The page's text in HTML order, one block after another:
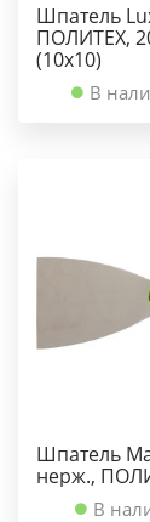
Шпатель
ПОЛИТЕХ,
(10х10)
В
Шпатель
нерж.,
В